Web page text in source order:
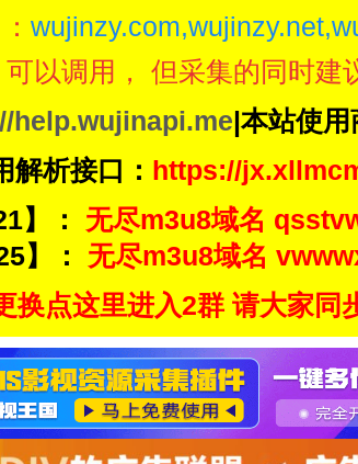
以调用， 但采集的同时建
help.wujinapi.me|本站使用
解析接口： https://
】：
无尽m3u8域名
】：
无尽m3u8域名
换点这里进入2群 请大家同